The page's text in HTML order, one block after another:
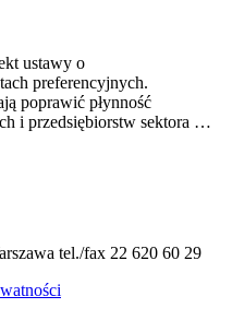
ustawy o
preferencyjnych.
poprawić płynność
i przedsiębiorstw sektora …
tel./fax 22 620 60 29